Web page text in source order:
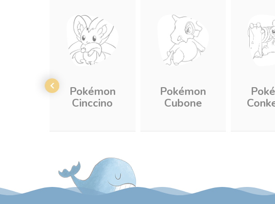
Pokémon
Cinccino
Pokémon
Cubone